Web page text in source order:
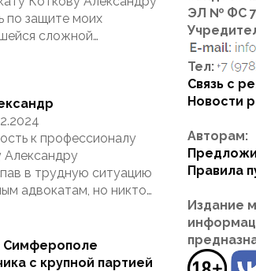
по защите моих
сложной…
к профессионалу
Александру
в трудную ситуацию
адвокатам, но никто…
Симферополе
с крупной партией
ЭЛ № ФС
Тел:
Связь с
Новости
Авторам:
Правила
Издание